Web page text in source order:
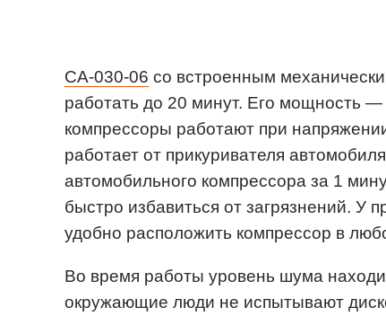
CA-030-06 со встроенным
работать до 20 минут. Его мощность
компрессоры работают при
работает от прикуривателя
автомобильного компрессора за 1
быстро избавиться от загрязнений. У
удобно расположить компрессор в
Во время работы уровень шума
окружающие люди не испытывают